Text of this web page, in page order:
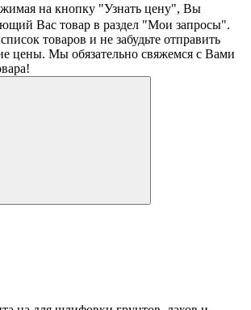
на кнопку "Узнать цену", Вы
Вас товар в раздел "Мои запросы".
товаров и не забудьте отправить
цены. Мы обязательно свяжемся с Вами